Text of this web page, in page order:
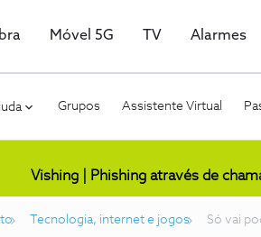
Móvel 5G TV Alarmes
Grupos Assistente Virtual
Vishing | Phishing através de
Tecnologia, internet e jogos Só vai